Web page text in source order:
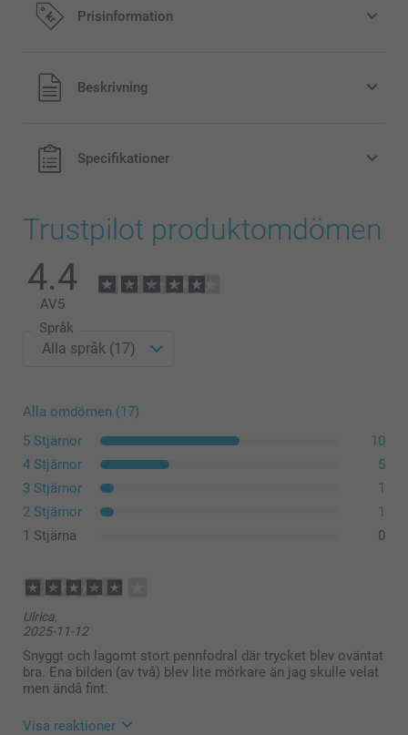
Prisinformation
Alla priser är i svenska kronor (SEK), inklusive moms och
exklusive porto.
Beskrivning
Specifikationer
Trustpilot produktomdömen
4.4
AV5
Språk
Alla omdömen (17)
5 Stjärnor
10
4 Stjärnor
5
3 Stjärnor
1
2 Stjärnor
1
1 Stjärna
0
Ulrica,
2025-11-12
Snyggt och lagomt stort pennfodral där trycket blev oväntat
bra. Ena bilden (av två) blev lite mörkare än jag skulle velat
men ändå fint.
Visa reaktioner